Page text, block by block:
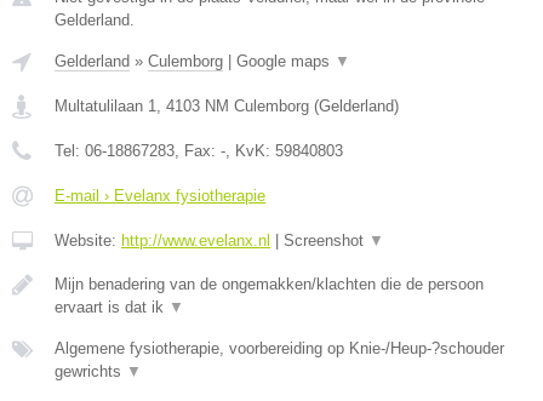
Gelderland.
Gelderland » Culemborg | Google maps ▼
Multatulilaan 1 4103 NM Culemborg (Gelderland)
Tel: 06-18867283 , Fax: - , KvK: 59840803
E-mail › Evelanx fysiotherapie
Website: http://www.evelanx.nl | Screenshot ▼
Mijn benadering van de ongemakken/klachten die de persoon
ervaart is dat ik ▼
Algemene fysiotherapie, voorbereiding op Knie-/Heup-?schouder
gewrichts ▼